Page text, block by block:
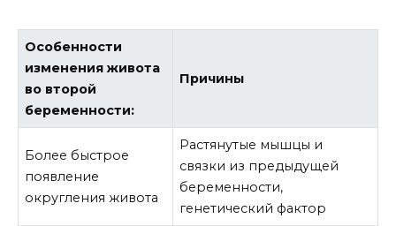
Особенности
изменения живота
во второй
беременности:
Причины
Более быстрое
появление
округления живота
Растянутые мышцы и
связки из предыдущей
беременности,
генетический фактор